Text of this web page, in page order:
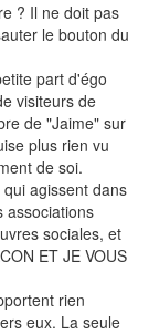
? Il ne doit pas
le bouton du
part d'égo
visiteurs de
de "Jaime" sur
plus rien vu
de soi.
agissent dans
associations
sociales, et
ET JE VOUS
rien
eux. La seule